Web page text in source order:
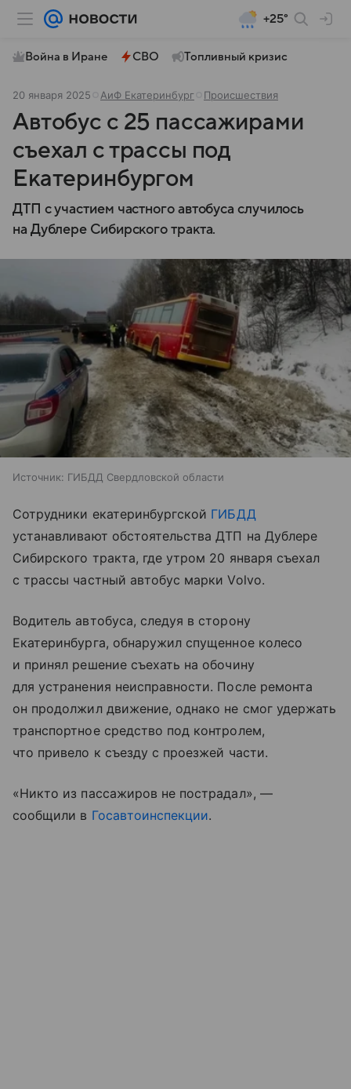
+25°
Война в Иране СВО Топливный кризис
20 января 2025 АиФ Екатеринбург Происшествия
Автобус с 25 пассажирами
съехал с трассы под
Екатеринбургом
ДТП с участием частного автобуса случилось
на Дублере Сибирского тракта.
Источник: ГИБДД Свердловской области
Сотрудники екатеринбургской ГИБДД
устанавливают обстоятельства ДТП на Дублере
Сибирского тракта, где утром 20 января съехал
с трассы частный автобус марки Volvo.
Водитель автобуса, следуя в сторону
Екатеринбурга, обнаружил спущенное колесо
и принял решение съехать на обочину
для устранения неисправности. После ремонта
он продолжил движение, однако не смог удержать
транспортное средство под контролем,
что привело к съезду с проезжей части.
«Никто из пассажиров не пострадал», —
сообщили в Госавтоинспекции.